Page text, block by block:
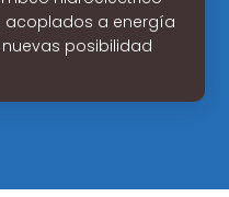
acoplados a energía
posibilidad